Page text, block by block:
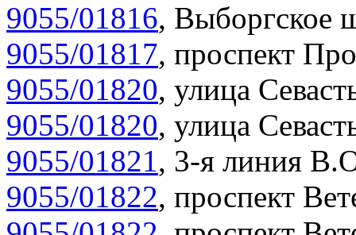
9055/01816, Выборгское
9055/01817, проспект
9055/01820, улица
9055/01820, улица
9055/01821, 3-я линия
9055/01822, проспект